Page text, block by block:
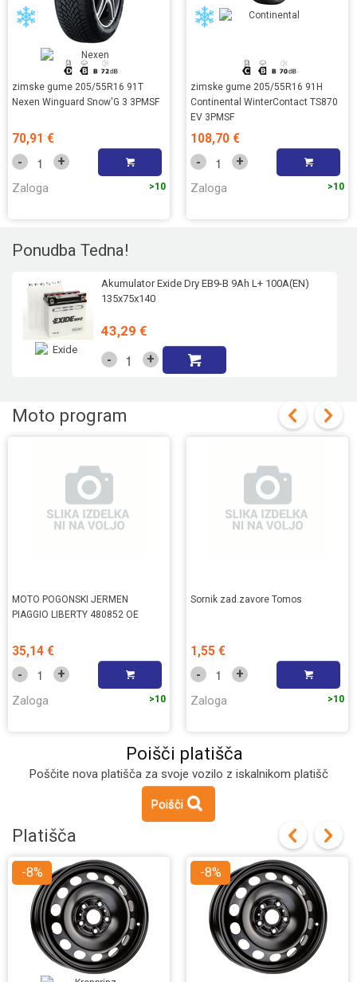
zimske gume 205/55R16 91T
Nexen Winguard Snow'G 3 3PMSF
70,91 €
- +
Zaloga >10
zimske gume 205/55R16 91H
Continental WinterContact TS870
EV 3PMSF
108,70 €
- +
Zaloga >10
Ponudba Tedna!
Akumulator Exide Dry EB9-B 9Ah L+ 100A(EN)
135x75x140
43,29 €
- +
Moto program
MOTO POGONSKI JERMEN
PIAGGIO LIBERTY 480852 OE
35,14 €
- +
Zaloga >10
Sornik zad.zavore Tomos
1,55 €
- +
Zaloga >10
Poišči platišča
Poščite nova platišča za svoje vozilo z iskalnikom platišč
Poišči
Platišča
-8% -8%